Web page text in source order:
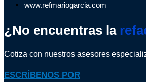
www.refmariogarcia.com
¿No encuentras la
Cotiza con nuestros asesores
ESCRÍBENOS POR